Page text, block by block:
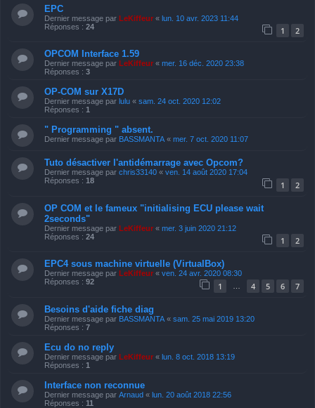
EPC
Dernier message par LeKiffeur « lun. 10 avr. 2023 11:44
Réponses : 24 1 2
OPCOM Interface 1.59
Dernier message par LeKiffeur « mer. 16 déc. 2020 23:38
Réponses : 3
OP-COM sur X17D
Dernier message par lulu « sam. 24 oct. 2020 12:02
Réponses : 1
" Programming " absent.
Dernier message par BASSMANTA « mer. 7 oct. 2020 11:07
Tuto désactiver l'antidémarrage avec Opcom?
Dernier message par chris33140 « ven. 14 août 2020 17:04
Réponses : 18 1 2
OP COM et le fameux "initialising ECU please wait
2seconds"
Dernier message par LeKiffeur « mer. 3 juin 2020 21:12
Réponses : 24 1 2
EPC4 sous machine virtuelle (VirtualBox)
Dernier message par LeKiffeur « ven. 24 avr. 2020 08:30
Réponses : 92 1 … 4 5 6 7
Besoins d'aide fiche diag
Dernier message par BASSMANTA « sam. 25 mai 2019 13:20
Réponses : 7
Ecu do no reply
Dernier message par LeKiffeur « lun. 8 oct. 2018 13:19
Réponses : 1
Interface non reconnue
Dernier message par Arnaud « lun. 20 août 2018 22:56
Réponses : 11